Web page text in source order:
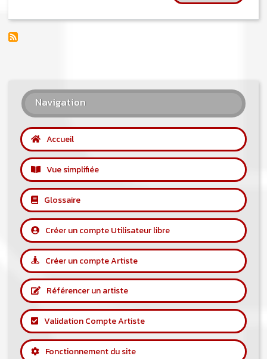
Navigation
Accueil
Vue simplifiée
Glossaire
Créer un compte Utilisateur libre
Créer un compte Artiste
Référencer un artiste
Validation Compte Artiste
Fonctionnement du site